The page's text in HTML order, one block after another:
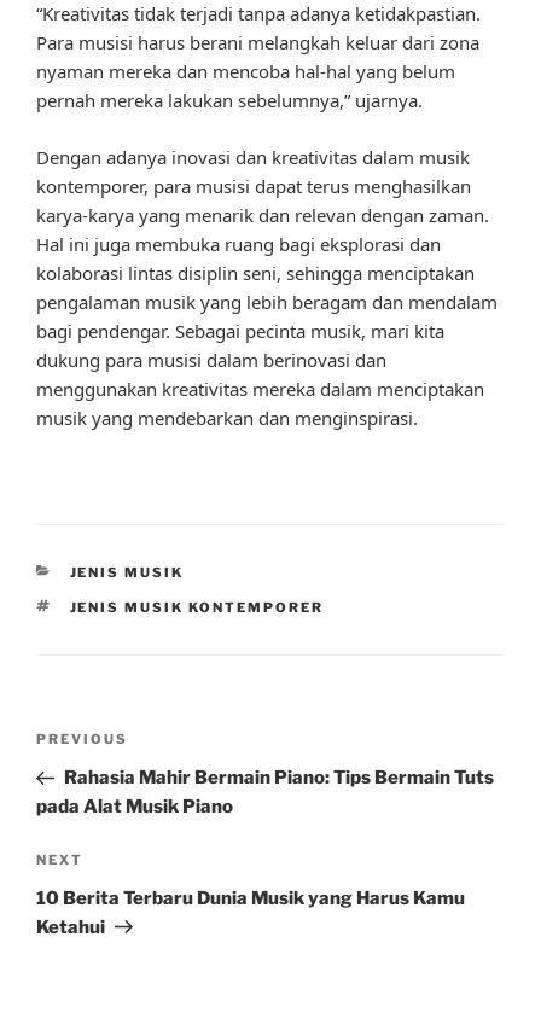
“Kreativitas tidak terjadi tanpa adanya ketidakpastian.
Para musisi harus berani melangkah keluar dari zona
nyaman mereka dan mencoba hal-hal yang belum
pernah mereka lakukan sebelumnya,” ujarnya.
Dengan adanya inovasi dan kreativitas dalam musik
kontemporer, para musisi dapat terus menghasilkan
karya-karya yang menarik dan relevan dengan zaman.
Hal ini juga membuka ruang bagi eksplorasi dan
kolaborasi lintas disiplin seni, sehingga menciptakan
pengalaman musik yang lebih beragam dan mendalam
bagi pendengar. Sebagai pecinta musik, mari kita
dukung para musisi dalam berinovasi dan
menggunakan kreativitas mereka dalam menciptakan
musik yang mendebarkan dan menginspirasi.
CATEGORIES
JENIS MUSIK
TAGS
JENIS MUSIK KONTEMPORER
Previous
Post
PREVIOUS
Rahasia Mahir Bermain Piano: Tips Bermain Tuts
pada Alat Musik Piano
Next
Post
NEXT
10 Berita Terbaru Dunia Musik yang Harus Kamu
Ketahui